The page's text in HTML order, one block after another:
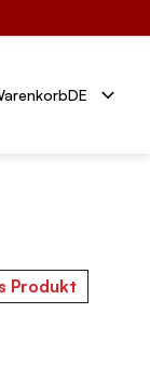
DE
Produkt